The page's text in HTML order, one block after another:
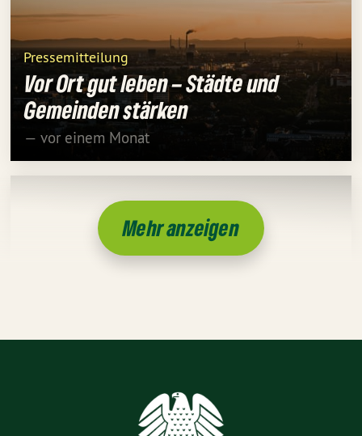
Pressemitteilung
Vor Ort gut leben – Städte und
Gemeinden stärken
— vor einem Monat
Mehr anzeigen